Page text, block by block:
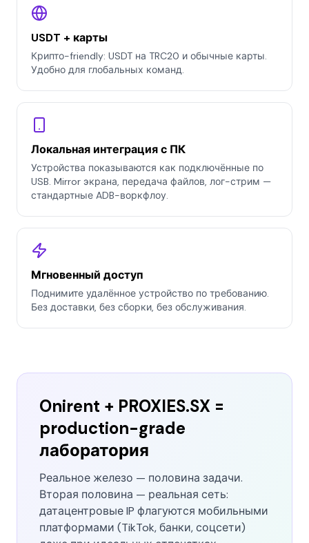
USDT + карты
Крипто-friendly: USDT на TRC20 и обычные карты.
Удобно для глобальных команд.
Локальная интеграция с ПК
Устройства показываются как подключённые по
USB. Mirror экрана, передача файлов, лог-стрим —
стандартные ADB-воркфлоу.
Мгновенный доступ
Поднимите удалённое устройство по требованию.
Без доставки, без сборки, без обслуживания.
Onirent + PROXIES.SX =
production-grade
лаборатория
Реальное железо — половина задачи.
Вторая половина — реальная сеть:
датацентровые IP флагуются мобильными
платформами (TikTok, банки, соцсети)